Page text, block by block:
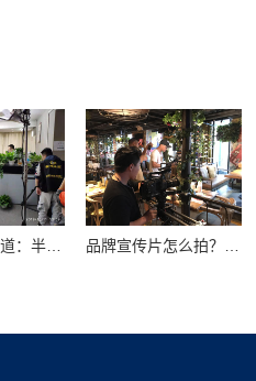
领跑硬科技赛道：半导体企业宣传片拍摄制作的逻辑与艺术 品牌宣传片怎么拍？从故事内核到成片交付的实战全解析